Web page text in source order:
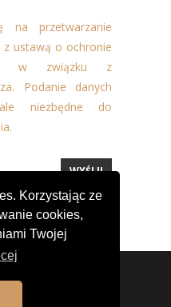
Korzystając ze
cookies,
Twojej
na przetwarzanie
z ustawą o ochronie
w związku z
Podanie danych
niezbędne do
dla piekarni - © 2026